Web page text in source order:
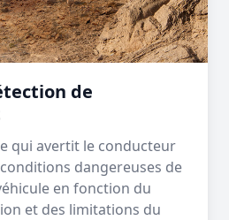
de
qui avertit le conducteur
dangereuses de
en fonction du
et des limitations du